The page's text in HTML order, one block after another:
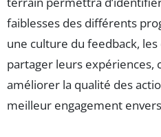
faiblesses des différents
une culture du feedback,
partager leurs expériences,
améliorer la qualité des
meilleur engagement